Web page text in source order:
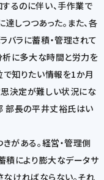
るのに伴い、手作業で
しつつあった。また、各
バラに蓄積・管理されて
析に多大な時間と労力を
で知りたい情報を1か月
決定が難しい状況にな
部長の平井丈裕氏はい
がある。経営・管理側
積により膨大なデータサ
ければならない。それ